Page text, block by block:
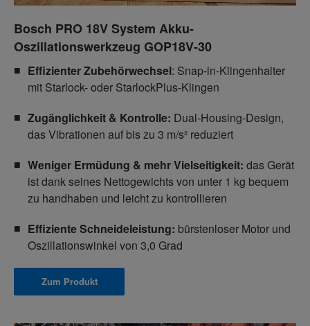
Bosch PRO 18V System Akku-
Oszillationswerkzeug GOP18V-30
Effizienter Zubehörwechsel: Snap-in-Klingenhalter
mit Starlock- oder StarlockPlus-Klingen
Zugänglichkeit & Kontrolle: Dual-Housing-Design,
das Vibrationen auf bis zu 3 m/s² reduziert
Weniger Ermüdung & mehr Vielseitigkeit: das Gerät
ist dank seines Nettogewichts von unter 1 kg bequem
zu handhaben und leicht zu kontrollieren
Effiziente Schneideleistung: bürstenloser Motor und
Oszillationswinkel von 3,0 Grad
Zum Produkt